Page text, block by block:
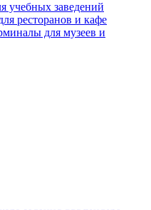
учебных заведений
ресторанов и кафе
для музеев и